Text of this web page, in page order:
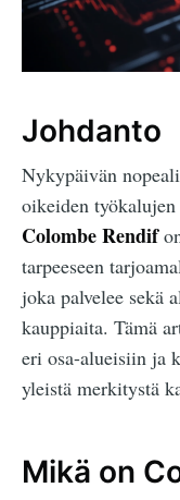
Johdanto
Nykypäivän
oikeiden
Colombe Rendif
tarpeeseen
joka palvelee sekä
kauppiaita. Tämä
eri osa-alueisiin ja
yleistä merkitystä
Mikä on